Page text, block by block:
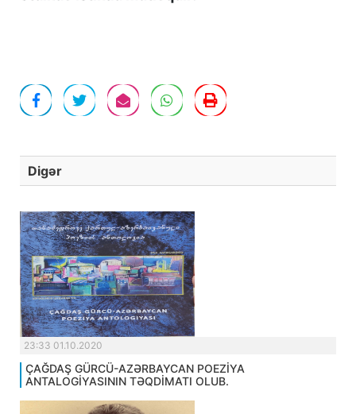
Digər
23:33 01.10.2020
ÇAĞDAŞ GÜRCÜ-AZƏRBAYCAN POEZİYA
ANTALOGİYASININ TƏQDİMATI OLUB.